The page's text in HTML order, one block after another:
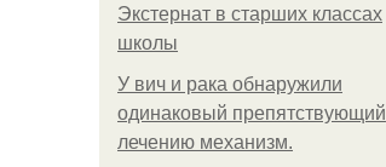
Экстернат в старших классах
школы
У вич и рака обнаружили
одинаковый препятствующий
лечению механизм.